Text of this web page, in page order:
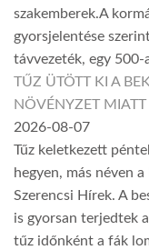
szakemberek.A
gyorsjelentése
távvezeték, egy 500-
TŰZ ÜTÖTT KI A
NÖVÉNYZET
2026-08-07
Tűz keletkezett
hegyen, más néven
Szerencsi Hírek. A
is gyorsan terjedtek
tűz időnként a fák